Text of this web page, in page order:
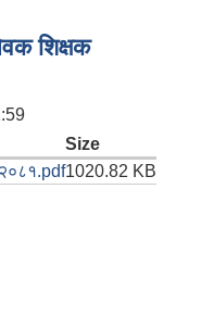
शिक्षक
Size
२०८१.pdf1020.82 KB